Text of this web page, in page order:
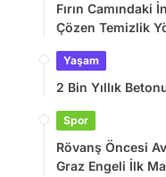
Fırın Camındaki
Çözen Temizlik
Yaşam
2 Bin Yıllık
Spor
Rövanş Öncesi
Graz Engeli İlk